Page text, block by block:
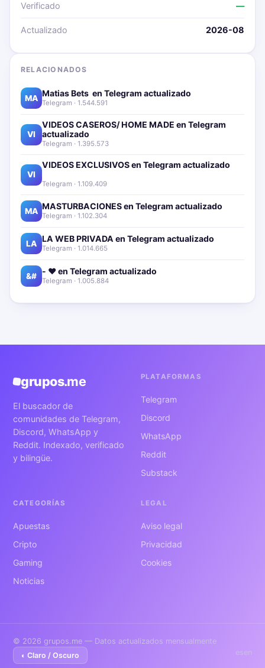
Verificado —
Actualizado 2026-08
RELACIONADOS
MA Matias Bets ‍ en Telegram actualizado📱🔥
Telegram · 1.544.591
VI
VIDEOS CASEROS/ HOME MADE en Telegram
actualizado📱🔥
Telegram · 1.395.573
VI
VIDEOS EXCLUSIVOS en Telegram actualizado📱
Telegram · 1.109.409
MA MASTURBACIONES en Telegram actualizado📱🔥
Telegram · 1.102.304
LA LA WEB PRIVADA en Telegram actualizado📱🔥
Telegram · 1.014.665
&# - ❤️ en Telegram actualizado📱🔥
Telegram · 1.005.884
grupos.me
El buscador de
comunidades de Telegram,
Discord, WhatsApp y
Reddit. Indexado, verificado
y bilingüe.
PLATAFORMAS
Telegram
Discord
WhatsApp
Reddit
Substack
CATEGORÍAS
Apuestas
Cripto
Gaming
Noticias
LEGAL
Aviso legal
Privacidad
Cookies
© 2026 grupos.me — Datos actualizados mensualmente
◐ Claro / Oscuro
esen